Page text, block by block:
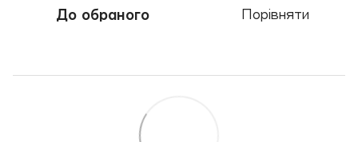
До обраного Порівняти